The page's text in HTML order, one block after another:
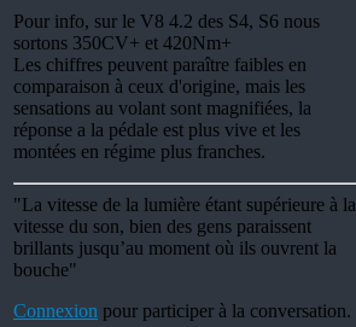
Pour info, sur le V8 4.2 des S4, S6 nous
sortons 350CV+ et 420Nm+
Les chiffres peuvent paraître faibles en
comparaison à ceux d'origine, mais les
sensations au volant sont magnifiées, la
réponse a la pédale est plus vive et les
montées en régime plus franches.
"La vitesse de la lumière étant supérieure à la
vitesse du son, bien des gens paraissent
brillants jusqu’au moment où ils ouvrent la
bouche"
Connexion pour participer à la conversation.